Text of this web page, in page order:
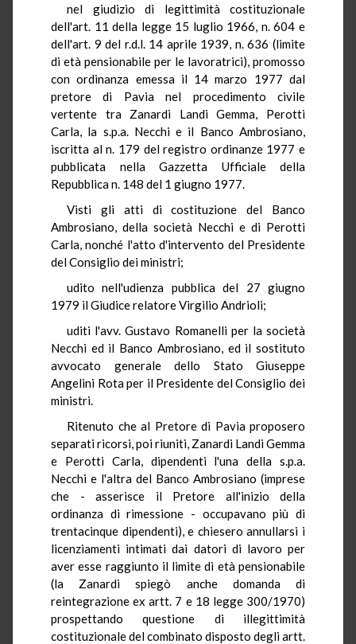
nel giudizio di legittimità costituzionale
dell'art. 11 della legge 15 luglio 1966, n. 604 e
dell'art. 9 del r.d.l. 14 aprile 1939, n. 636 (limite
di età pensionabile per le lavoratrici), promosso
con ordinanza emessa il 14 marzo 1977 dal
pretore di Pavia nel procedimento civile
vertente tra Zanardi Landi Gemma, Perotti
Carla, la s.p.a. Necchi e il Banco Ambrosiano,
iscritta al n. 179 del registro ordinanze 1977 e
pubblicata nella Gazzetta Ufficiale della
Repubblica n. 148 del 1 giugno 1977.
Visti gli atti di costituzione del Banco
Ambrosiano, della società Necchi e di Perotti
Carla, nonché l'atto d'intervento del Presidente
del Consiglio dei ministri;
udito nell'udienza pubblica del 27 giugno
1979 il Giudice relatore Virgilio Andrioli;
uditi l'avv. Gustavo Romanelli per la società
Necchi ed il Banco Ambrosiano, ed il sostituto
avvocato generale dello Stato Giuseppe
Angelini Rota per il Presidente del Consiglio dei
ministri.
Ritenuto che al Pretore di Pavia proposero
separati ricorsi, poi riuniti, Zanardi Landi Gemma
e Perotti Carla, dipendenti l'una della s.p.a.
Necchi e l'altra del Banco Ambrosiano (imprese
che - asserisce il Pretore all'inizio della
ordinanza di rimessione - occupavano più di
trentacinque dipendenti), e chiesero annullarsi i
licenziamenti intimati dai datori di lavoro per
aver esse raggiunto il limite di età pensionabile
(la Zanardi spiegò anche domanda di
reintegrazione ex artt. 7 e 18 legge 300/1970)
prospettando questione di illegittimità
costituzionale del combinato disposto degli artt.